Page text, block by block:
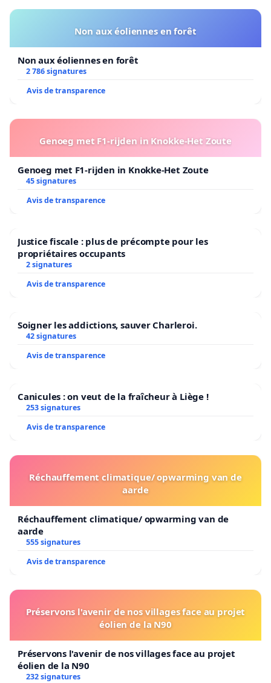
Non aux éoliennes en forêt
Non aux éoliennes en forêt
2 786 signatures
Avis de transparence
Genoeg met F1-rijden in Knokke-Het Zoute
Genoeg met F1-rijden in Knokke-Het Zoute
45 signatures
Avis de transparence
Justice fiscale : plus de précompte pour les
propriétaires occupants
2 signatures
Avis de transparence
Soigner les addictions, sauver Charleroi.
42 signatures
Avis de transparence
Canicules : on veut de la fraîcheur à Liège !
253 signatures
Avis de transparence
Réchauffement climatique/ opwarming van de
aarde
Réchauffement climatique/ opwarming van de
aarde
555 signatures
Avis de transparence
Préservons l'avenir de nos villages face au projet
éolien de la N90
Préservons l'avenir de nos villages face au projet
éolien de la N90
232 signatures